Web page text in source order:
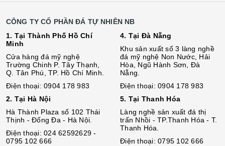
CÔNG TY CỔ PHẦN ĐÁ TỰ NHIÊN NB
1. Tại Thành Phố Hồ Chí
Minh
Cửa hàng đá mỹ nghệ
Trường Chinh P. Tây Thạnh,
Q. Tân Phú, TP. Hồ Chí Minh.
Điện thoại: 0904 178 983
2. Tại Hà Nội
Hà Thành Plaza số 102 Thái
Thịnh - Đống Đa - Hà Nội.
Điện thoại: 024 62592629 -
0795 102 666
4. Tại Đà Nẵng
Khu sản xuất số 3 làng nghề
đá mỹ nghệ Non Nước, Hải
Hòa, Ngũ Hành Sơn, Đà
Nẵng.
Điện thoại: 0904 178 983
5. Tại Thanh Hóa
Làng nghề sản xuất đá thị
trấn Nhồi - TP.Thanh Hóa - T.
Thanh Hóa.
Điện thoại: 0795 102 666